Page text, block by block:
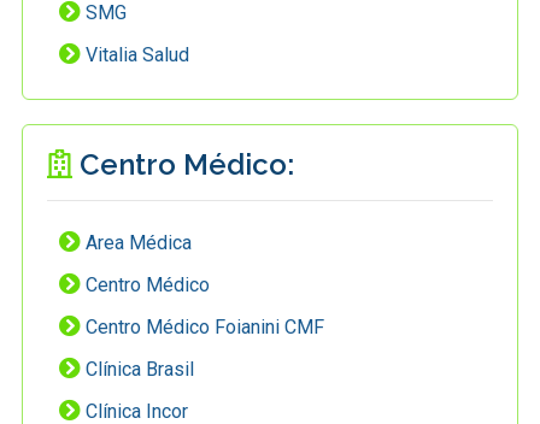
SMG
Vitalia Salud
Centro Médico:
Area Médica
Centro Médico
Centro Médico Foianini CMF
Clínica Brasil
Clínica Incor